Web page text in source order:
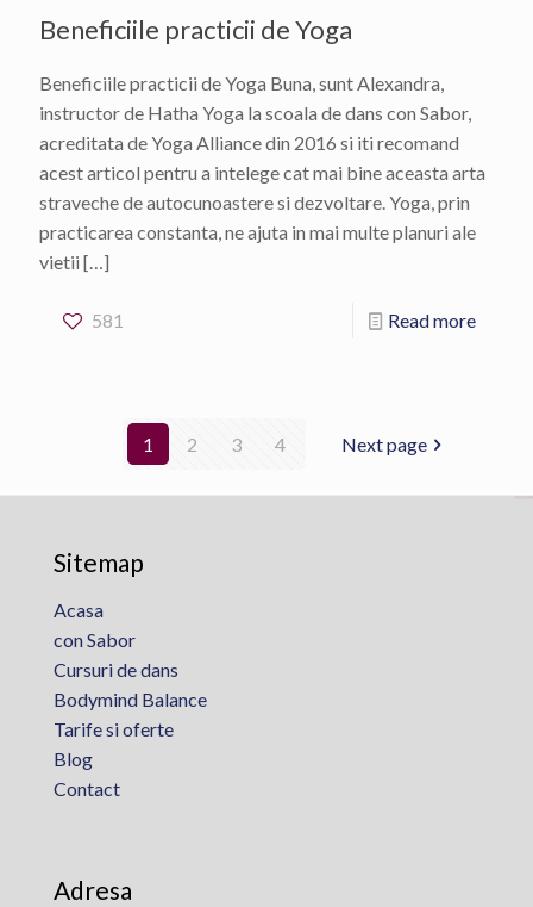
Beneficiile practicii de Yoga
Beneficiile practicii de Yoga Buna, sunt Alexandra,
instructor de Hatha Yoga la scoala de dans con Sabor,
acreditata de Yoga Alliance din 2016 si iti recomand
acest articol pentru a intelege cat mai bine aceasta arta
straveche de autocunoastere si dezvoltare. Yoga, prin
practicarea constanta, ne ajuta in mai multe planuri ale
vietii […]
581 Read more
1 2 3 4 Next page
Sitemap
Acasa
con Sabor
Cursuri de dans
Bodymind Balance
Tarife si oferte
Blog
Contact
Adresa